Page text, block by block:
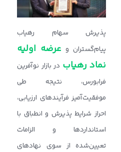
پذیرش سهام رهیاب
پیام‌گستران و عرضه اولیه
نماد رهیاب در بازار نوآفرین
فرابورس، نتیجه طی
موفقیت‌آمیز فرآیندهای ارزیابی،
احراز شرایط پذیرش و انطباق با
استانداردها و الزامات
تعیین‌شده از سوی نهادهای